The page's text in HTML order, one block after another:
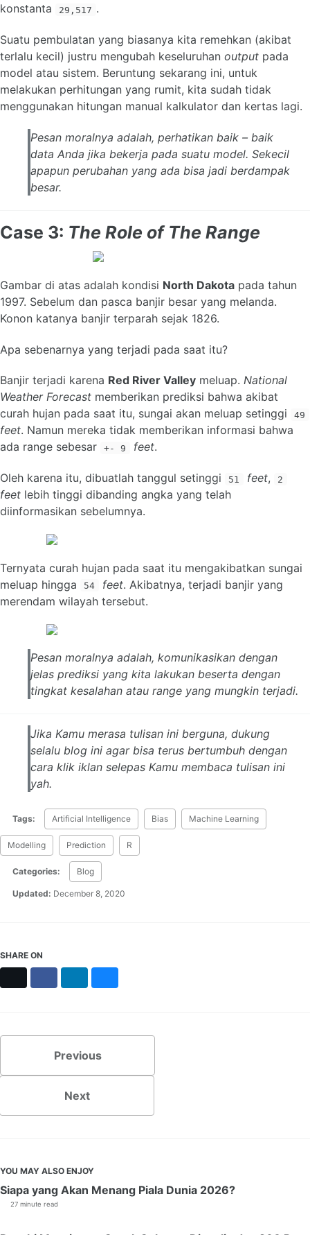
konstanta
29,517 .
Suatu pembulatan yang biasanya kita remehkan (akibat
terlalu kecil) justru mengubah keseluruhan output pada
model atau sistem. Beruntung sekarang ini, untuk
melakukan perhitungan yang rumit, kita sudah tidak
menggunakan hitungan manual kalkulator dan kertas lagi.
Pesan moralnya adalah, perhatikan baik – baik
data Anda jika bekerja pada suatu model. Sekecil
apapun perubahan yang ada bisa jadi berdampak
besar.
Case 3: The Role of The Range
Gambar di atas adalah kondisi North Dakota pada tahun
1997. Sebelum dan pasca banjir besar yang melanda.
Konon katanya banjir terparah sejak 1826.
Apa sebenarnya yang terjadi pada saat itu?
Banjir terjadi karena Red River Valley meluap. National
Weather Forecast memberikan prediksi bahwa akibat
curah hujan pada saat itu, sungai akan meluap setinggi
49
feet. Namun mereka tidak memberikan informasi bahwa
ada range sebesar
+- 9 feet.
Oleh karena itu, dibuatlah tanggul setinggi 51 feet, 2
feet lebih tinggi dibanding angka yang telah
diinformasikan sebelumnya.
Ternyata curah hujan pada saat itu mengakibatkan sungai
meluap hingga
54 feet. Akibatnya, terjadi banjir yang
merendam wilayah tersebut.
Pesan moralnya adalah, komunikasikan dengan
jelas prediksi yang kita lakukan beserta dengan
tingkat kesalahan atau range yang mungkin terjadi.
Jika Kamu merasa tulisan ini berguna, dukung
selalu blog ini agar bisa terus bertumbuh dengan
cara klik iklan selepas Kamu membaca tulisan ini
yah.
Tags: Artificial Intelligence Bias Machine Learning
Modelling Prediction R
Categories: Blog
Updated: December 8, 2020
SHARE ON
Previous
Next
YOU MAY ALSO ENJOY
Siapa yang Akan Menang Piala Dunia 2026?
27 minute read